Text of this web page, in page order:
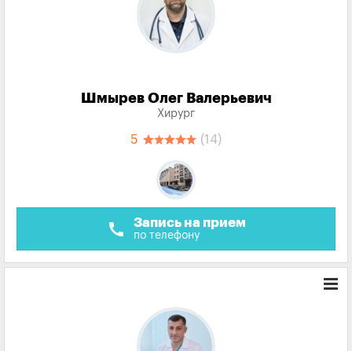
Шмырев Олег Валерьевич
Хирург
5 (14)
call Запись на прием
по телефону